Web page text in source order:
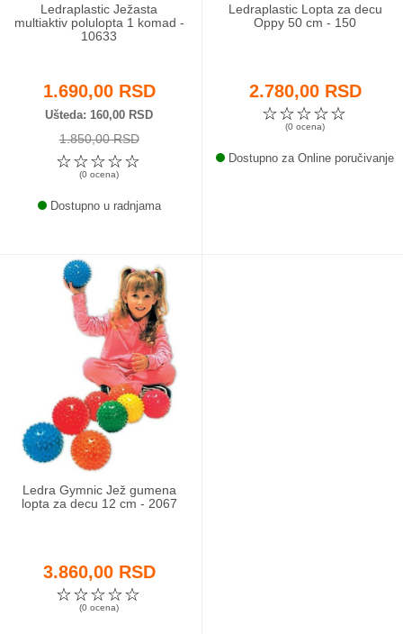
Ledraplastic Ježasta
multiaktiv polulopta 1 komad -
10633
1.690,00 RSD
Ušteda 160,00 RSD
1.850,00 RSD
☆
☆
☆
☆
☆
(0 ocena)
Dostupno u radnjama
Ledraplastic Lopta za decu
Oppy 50 cm - 150
2.780,00 RSD
☆
☆
☆
☆
☆
(0 ocena)
Dostupno za Online poručivanje
Ledra Gymnic Jež gumena
lopta za decu 12 cm - 2067
3.860,00 RSD
☆
☆
☆
☆
☆
(0 ocena)